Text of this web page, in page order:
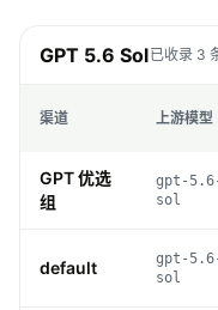
GPT 5.6 Sol已收录 3
渠道 上游模型
GPT 优选
组
gpt-
sol
default
gpt-
sol